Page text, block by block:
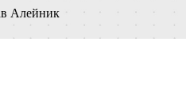
Алейник